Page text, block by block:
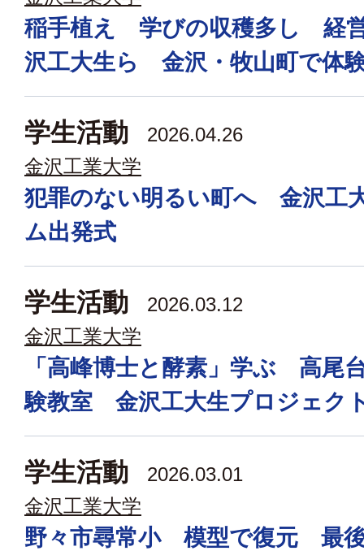
稲手植え 学びの収穫多し 経
沢工大生ら 金沢・牧山町で体
学生活動
2026.04.26
金沢工業大学
犯罪のない明るい町へ 金沢工
ム出発式
学生活動
2026.03.12
金沢工業大学
「高峰博士と酵素」学ぶ 高尾
験教室 金沢工大生プロジェク
学生活動
2026.03.01
金沢工業大学
野々市尋常小 模型で復元 最